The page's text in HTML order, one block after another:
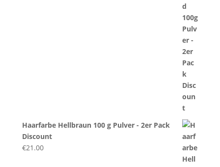
Haarfarbe Hellbraun 100 g Pulver - 2er Pack
Discount
€21.00